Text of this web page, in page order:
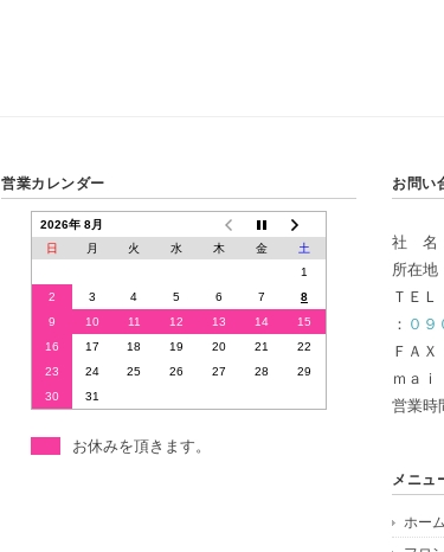
営業カレンダー
2026年 8月
日
月 火 水 木 金
土
1
2
3 4 5 6 7
8
9
10 11 12 13 14
15
16
17 18 19 20 21
22
23
24 25 26 27 28
29
30
31
お休みを頂きます。
お問い
社 名
所在地
ＴＥＬ
： ０９
ＦＡＸ
ｍａｉ
営業時
メニュ
ホーム